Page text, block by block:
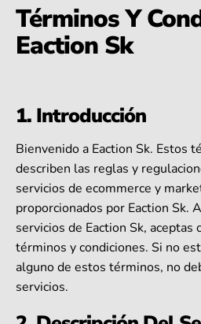
Términos Y
Eaction Sk
1. Introducción
Bienvenido a Eaction Sk. Estos
describen las reglas y
servicios de ecommerce y
proporcionados por Eaction Sk.
servicios de Eaction Sk, aceptas
términos y condiciones. Si no
alguno de estos términos, no
servicios.